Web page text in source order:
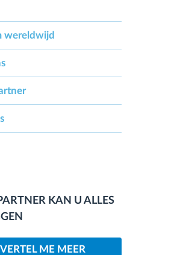
wereldwijd
KAN U ALLES
VERTEL ME MEER